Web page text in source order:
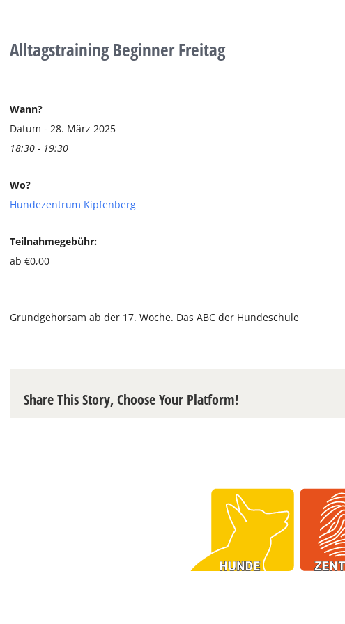
Alltagstraining Beginner Freitag
Wann?
Datum - 28. März 2025
18:30 - 19:30
Wo?
Hundezentrum Kipfenberg
Teilnahmegebühr:
ab €0,00
Grundgehorsam ab der 17. Woche. Das ABC der Hundeschule
Share This Story, Choose Your Platform!